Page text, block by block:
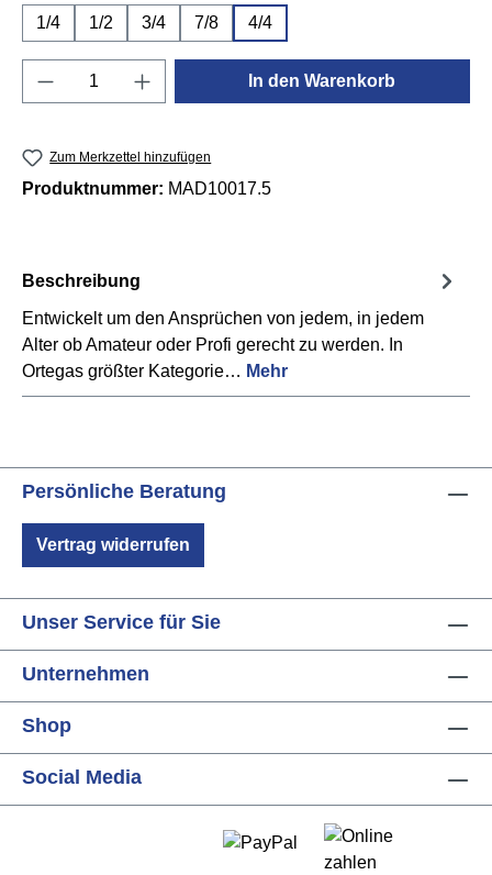
1/4 1/2 3/4 7/8 4/4
Produkt Anzahl: Gib den gewünschten
In den Warenkorb
Zum Merkzettel hinzufügen
Produktnummer: MAD10017.5
Beschreibung
Entwickelt um den Ansprüchen von jedem, in jedem
Alter ob Amateur oder Profi gerecht zu werden. In
Ortegas größter Kategorie… Mehr
Persönliche Beratung
Vertrag widerrufen
Unser Service für Sie
Unternehmen
Shop
Social Media